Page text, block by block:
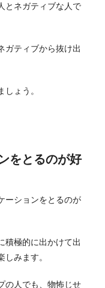
とネガティブな人で
ガティブから抜け出
ょう。
をとるのが好
ーションをとるのが
積極的に出かけて出
みます。
の人でも、物怖じせ